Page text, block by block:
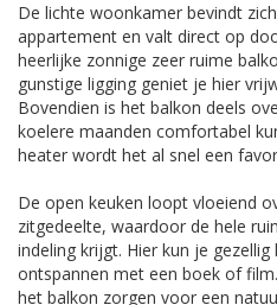
De lichte woonkamer bevindt
appartement en valt direct op
heerlijke zonnige zeer ruime
gunstige ligging geniet je hier
Bovendien is het balkon deels
koelere maanden comfortabel
heater wordt het al snel een
De open keuken loopt vloeiend
zitgedeelte, waardoor de hele
indeling krijgt. Hier kun je
ontspannen met een boek of
het balkon zorgen voor een